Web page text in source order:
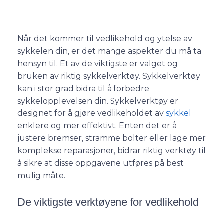
Når det kommer til vedlikehold og ytelse av
sykkelen din, er det mange aspekter du må ta
hensyn til. Et av de viktigste er valget og
bruken av riktig sykkelverktøy. Sykkelverktøy
kan i stor grad bidra til å forbedre
sykkelopplevelsen din. Sykkelverktøy er
designet for å gjøre vedlikeholdet av sykkel
enklere og mer effektivt. Enten det er å
justere bremser, stramme bolter eller lage mer
komplekse reparasjoner, bidrar riktig verktøy til
å sikre at disse oppgavene utføres på best
mulig måte.
De viktigste verktøyene for vedlikehold